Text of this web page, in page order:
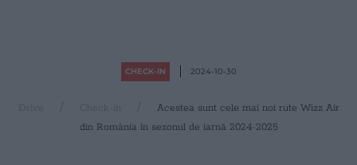
CHECK-IN 2024-10-30
Drive
Acestea sunt cele mai noi rute Wizz Air
din România în sezonul de iarnă 2024-2025